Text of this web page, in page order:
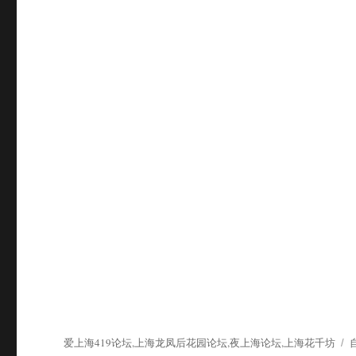
爱上海419论坛,上海龙凤后花园论坛,夜上海论坛,上海花千坊